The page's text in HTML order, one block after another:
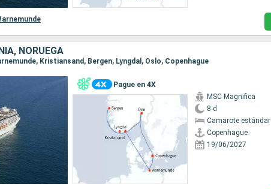
NORUEGA
Kristiansand, Bergen, Lyngdal, Oslo, Copenhague
Pague en 4X
MSC Magnifica
8 d
Camarote estándar
Copenhague
19/06/2027